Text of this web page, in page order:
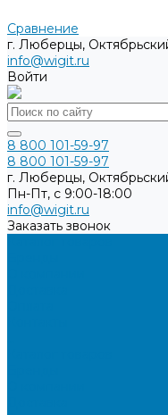
Сравнение
г. Люберцы,
info@wigit.ru
Войти
8 800 101-59-97
8 800 101-59-97
г. Люберцы,
Пн-Пт, с 9:00-18:00
info@wigit.ru
Заказать звонок